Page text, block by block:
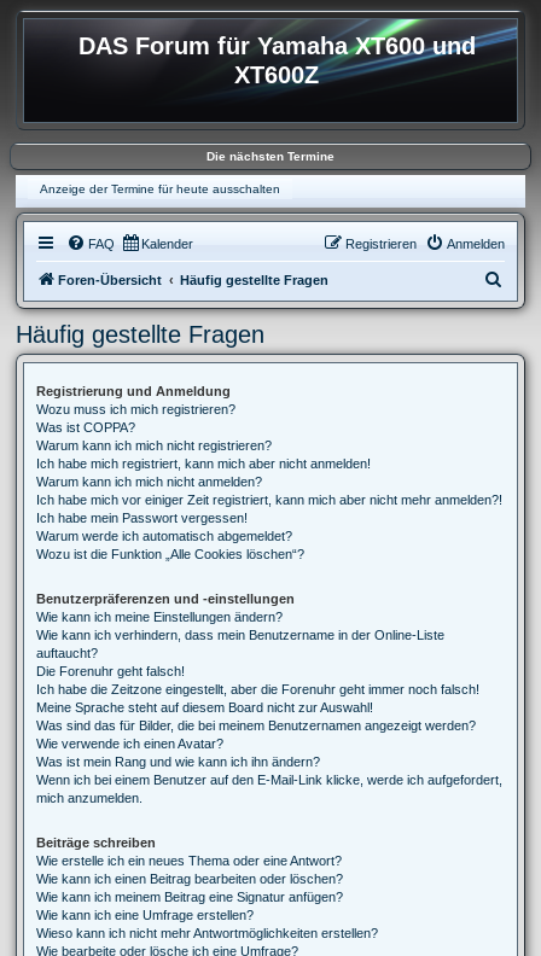
DAS Forum für Yamaha XT600 und
XT600Z
Die nächsten Termine
Anzeige der Termine für heute ausschalten
FAQ Kalender Anmelden
Registrieren
Foren-Übersicht Häufig gestellte Fragen
u
h
Häufig gestellte Fragen
Registrierung und Anmeldung
Wozu muss ich mich registrieren?
Was ist COPPA?
Warum kann ich mich nicht registrieren?
Ich habe mich registriert, kann mich aber nicht anmelden!
Warum kann ich mich nicht anmelden?
Ich habe mich vor einiger Zeit registriert, kann mich aber nicht mehr anmelden?!
Ich habe mein Passwort vergessen!
Warum werde ich automatisch abgemeldet?
Wozu ist die Funktion „Alle Cookies löschen“?
Benutzerpräferenzen und -einstellungen
Wie kann ich meine Einstellungen ändern?
Wie kann ich verhindern, dass mein Benutzername in der Online-Liste
auftaucht?
Die Forenuhr geht falsch!
Ich habe die Zeitzone eingestellt, aber die Forenuhr geht immer noch falsch!
Meine Sprache steht auf diesem Board nicht zur Auswahl!
Was sind das für Bilder, die bei meinem Benutzernamen angezeigt werden?
Wie verwende ich einen Avatar?
Was ist mein Rang und wie kann ich ihn ändern?
Wenn ich bei einem Benutzer auf den E-Mail-Link klicke, werde ich aufgefordert,
mich anzumelden.
Beiträge schreiben
Wie erstelle ich ein neues Thema oder eine Antwort?
Wie kann ich einen Beitrag bearbeiten oder löschen?
Wie kann ich meinem Beitrag eine Signatur anfügen?
Wie kann ich eine Umfrage erstellen?
Wieso kann ich nicht mehr Antwortmöglichkeiten erstellen?
Wie bearbeite oder lösche ich eine Umfrage?